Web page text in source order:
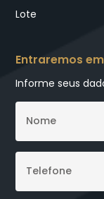
Lote
Entraremos
Informe seus